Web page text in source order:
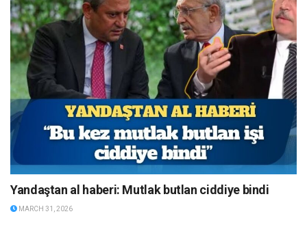
Yandaştan al haberi: Mutlak butlan ciddiye bindi
MARCH 31, 2026